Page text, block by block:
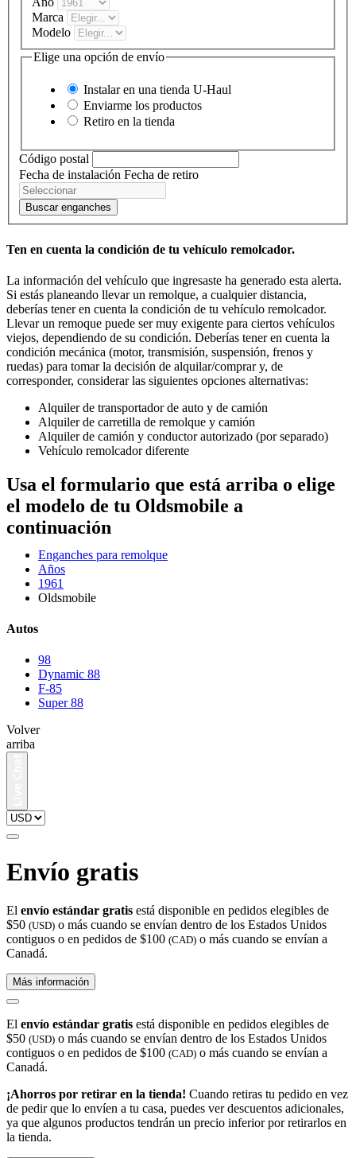
Marca
Modelo
Elige una opción de envío
Instalar en una tienda U-Haul
Enviarme los productos
Retiro en la tienda
Código postal
Fecha de instalación Fecha de retiro
Buscar enganches
Ten en cuenta la condición de tu vehículo remolcador.
La información del vehículo que ingresaste ha generado esta alerta.
Si estás planeando llevar un remolque, a cualquier distancia,
deberías tener en cuenta la condición de tu vehículo remolcador.
Llevar un remoque puede ser muy exigente para ciertos vehículos
viejos, dependiendo de su condición. Deberías tener en cuenta la
condición mecánica (motor, transmisión, suspensión, frenos y
ruedas) para tomar la decisión de alquilar/comprar y, de
corresponder, considerar las siguientes opciones alternativas:
Alquiler de transportador de auto y de camión
Alquiler de carretilla de remolque y camión
Alquiler de camión y conductor autorizado (por separado)
Vehículo remolcador diferente
Usa el formulario que está arriba o elige
el modelo de tu Oldsmobile a
continuación
Enganches para remolque
Años
1961
Oldsmobile
Autos
98
Dynamic 88
F-85
Super 88
Volver
arriba
Envío gratis
El envío estándar gratis está disponible en pedidos elegibles de
$50 (USD) o más cuando se envían dentro de los Estados Unidos
contiguos o en pedidos de $100 (CAD) o más cuando se envían a
Canadá.
Más información
El envío estándar gratis está disponible en pedidos elegibles de
$50 (USD) o más cuando se envían dentro de los Estados Unidos
contiguos o en pedidos de $100 (CAD) o más cuando se envían a
Canadá.
¡Ahorros por retirar en la tienda! Cuando retiras tu pedido en vez
de pedir que lo envíen a tu casa, puedes ver descuentos adicionales,
ya que algunos productos tendrán un precio inferior por retirarlos en
la tienda.